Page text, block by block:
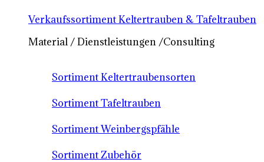
Verkaufssortiment Keltertrauben & Tafeltrauben
Material / Dienstleistungen /Consulting
Sortiment Keltertraubensorten
Sortiment Tafeltrauben
Sortiment Weinbergspfähle
Sortiment Zubehör